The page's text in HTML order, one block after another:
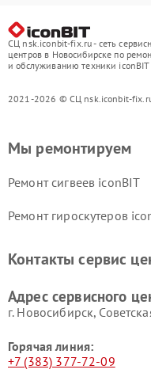
СЦ nsk.iconbit-fix.ru - сеть
центров в Новосибирске по
и обслуживанию техники iconBIT
2021-2026 © СЦ nsk.iconbit-
Мы ремонтируем
Ремонт сигвеев iconBIT
Ремонт гироскутеров
Контакты сервис
Адрес сервисного
г. Новосибирск,
Горячая линия:
+7 (383) 377-72-09